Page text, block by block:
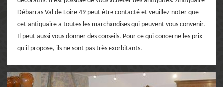
Débarras Val de Loire 49 peut être contacté et veuillez noter que
cet antiquaire a toutes les marchandises qui peuvent vous convenir.
Il peut aussi vous donner des conseils. Pour ce qui concerne les prix
qu'il propose, ils ne sont pas très exorbitants.